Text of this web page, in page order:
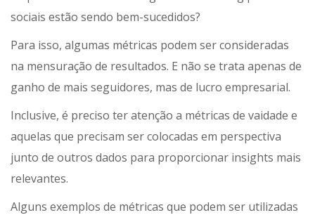
sociais estão sendo bem-sucedidos?
Para isso, algumas métricas podem ser consideradas
na mensuração de resultados. E não se trata apenas de
ganho de mais seguidores, mas de lucro empresarial.
Inclusive, é preciso ter atenção a métricas de vaidade e
aquelas que precisam ser colocadas em perspectiva
junto de outros dados para proporcionar insights mais
relevantes.
Alguns exemplos de métricas que podem ser utilizadas